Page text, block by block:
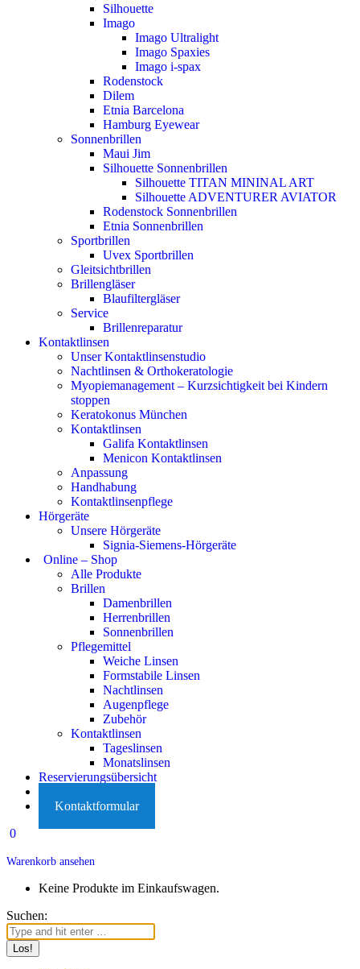
Silhouette
Imago
Imago Ultralight
Imago Spaxies
Imago i-spax
Rodenstock
Dilem
Etnia Barcelona
Hamburg Eyewear
Sonnenbrillen
Maui Jim
Silhouette Sonnenbrillen
Silhouette TITAN MININAL ART
Silhouette ADVENTURER AVIATOR
Rodenstock Sonnenbrillen
Etnia Sonnenbrillen
Sportbrillen
Uvex Sportbrillen
Gleitsichtbrillen
Brillengläser
Blaufiltergläser
Service
Brillenreparatur
Kontaktlinsen
Unser Kontaktlinsenstudio
Nachtlinsen & Orthokeratologie
Myopiemanagement – Kurzsichtigkeit bei Kindern
stoppen
Keratokonus München
Kontaktlinsen
Galifa Kontaktlinsen
Menicon Kontaktlinsen
Anpassung
Handhabung
Kontaktlinsenpflege
Hörgeräte
Unsere Hörgeräte
Signia-Siemens-Hörgeräte
Online – Shop
Alle Produkte
Brillen
Damenbrillen
Herrenbrillen
Sonnenbrillen
Pflegemittel
Weiche Linsen
Formstabile Linsen
Nachtlinsen
Augenpflege
Zubehör
Kontaktlinsen
Tageslinsen
Monatslinsen
Reservierungsübersicht
Kontaktformular
0
Warenkorb ansehen
Keine Produkte im Einkaufswagen.
Suchen: